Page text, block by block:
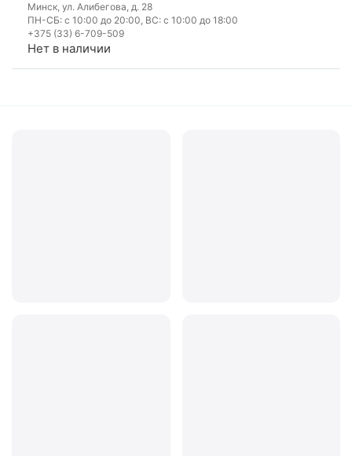
Минск, ул. Алибегова, д. 28
ПН-СБ: с 10:00 до 20:00, ВС: с 10:00 до 18:00
+375 (33) 6-709-509
Нет в наличии